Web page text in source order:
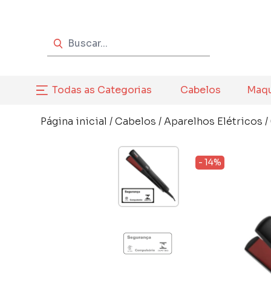
Todas as Categorias Cabelos
Página inicial /Cabelos /Aparelhos Elétricos /
- 14%